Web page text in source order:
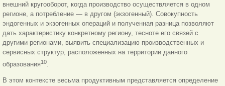
внешний кругооборот, когда производство осуществляется в одном
регионе, а потребление — в другом (экзогенный). Совокупность
эндогенных и экзогенных операций и полученная разница позволяют
дать характеристику конкретному региону, тесноте его связей с
другими регионами, выявить специализацию производственных и
сервисных структур, расположенных на территории данного
образования10
В этом контексте весьма продуктивным представляется определение